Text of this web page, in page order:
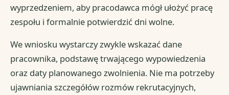
wyprzedzeniem, aby pracodawca mógł ułożyć pracę
zespołu i formalnie potwierdzić dni wolne.
We wniosku wystarczy zwykle wskazać dane
pracownika, podstawę trwającego wypowiedzenia
oraz daty planowanego zwolnienia. Nie ma potrzeby
ujawniania szczegółów rozmów rekrutacyjnych,